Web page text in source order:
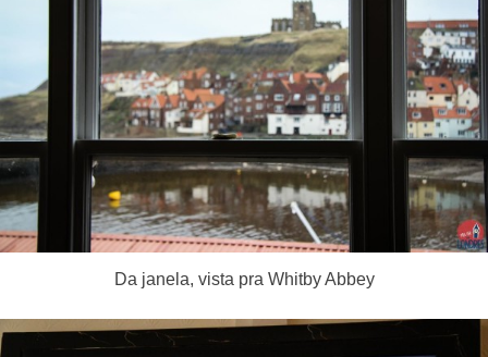
Da janela, vista pra Whitby Abbey